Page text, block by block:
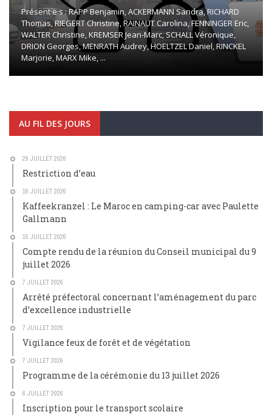
Présent·e·s : RAPP Benjamin, ACKERMANN Sandra, RICHARD
Thomas, RIEGERT Christine, RAINAUT Carolina, FENNINGER Eric,
WALTER Christine, KREMSER Jean-Marc, SCHALL Véronique,
DRION Georges, MENRATH Audrey, HOELTZEL Daniel, RINCKEL
Marjorie, MARX Mike, ...
AU FIL DES JOURS
29 JUILLET 2026
Restriction d’eau
16 JUILLET 2026
Kaffeekranzel : Le Maroc en camping-car avec Paulette
Gallmann
15 JUILLET 2026
Compte rendu de la réunion du Conseil municipal du 9
juillet 2026
7 JUILLET 2026
Arrêté préfectoral concernant l’aménagement du parc
d’excellence industrielle
7 JUILLET 2026
Vigilance feux de forêt et de végétation
7 JUILLET 2026
Programme de la cérémonie du 13 juillet 2026
6 JUILLET 2026
Inscription pour le transport scolaire